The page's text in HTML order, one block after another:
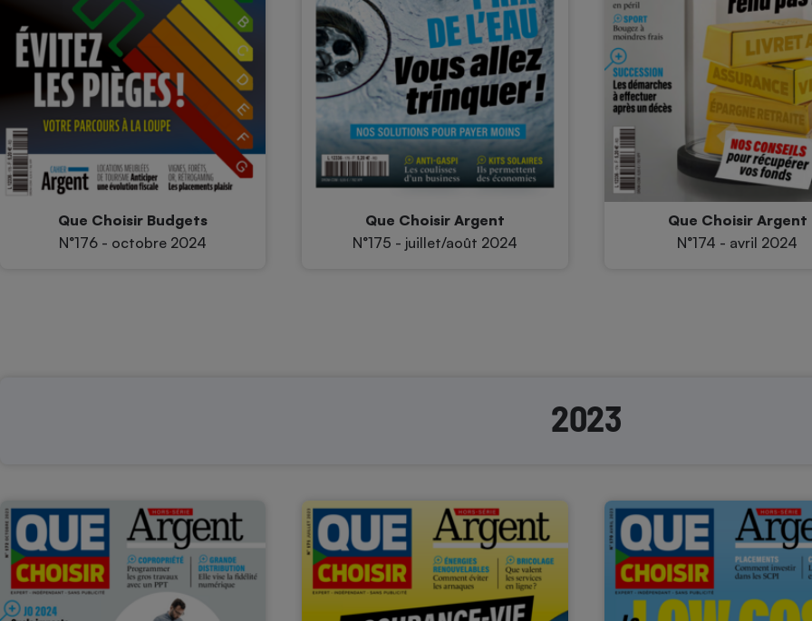
Que Choisir Budgets
N°176 - octobre 2024
Que Choisir Argent
N°175 - juillet/août 2024
Que Choisir Argent
N°174 - avril 2024
2023